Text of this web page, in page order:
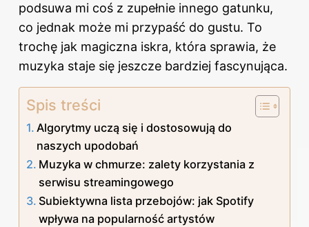
podsuwa mi coś z zupełnie innego gatunku,
co jednak może mi przypaść do gustu. To
trochę jak magiczna iskra, która sprawia, że
muzyka staje się jeszcze bardziej fascynująca.
Spis treści
Algorytmy uczą się i dostosowują do
naszych upodobań
Muzyka w chmurze: zalety korzystania z
serwisu streamingowego
Subiektywna lista przebojów: jak Spotify
wpływa na popularność artystów